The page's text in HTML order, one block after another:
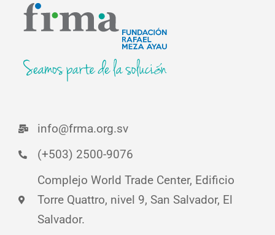
info@frma.org.sv
(+503) 2500-9076
Complejo World Trade Center, Edificio
Torre Quattro, nivel 9, San Salvador, El
Salvador.